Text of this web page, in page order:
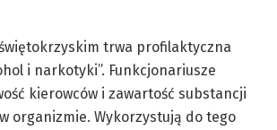
trwa profilaktyczna
i narkotyki”. Funkcjonariusze
kierowców i zawartość substancji
organizmie. Wykorzystują do tego